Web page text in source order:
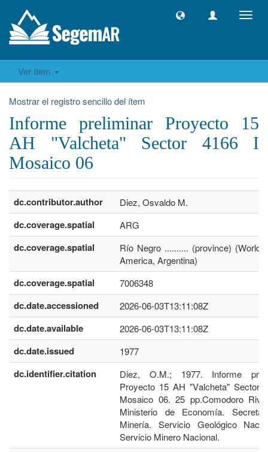
Ver ítem
Mostrar el registro sencillo del ítem
Informe preliminar Proyecto 15
AH "Valcheta" Sector 4166 I
Mosaico 06
dc.contributor.author Diez, Osvaldo M.
dc.coverage.spatial ARG
dc.coverage.spatial
Río Negro .......... (province) (World,
America, Argentina)
dc.coverage.spatial 7006348
dc.date.accessioned 2026-06-03T13:11:08Z
dc.date.available 2026-06-03T13:11:08Z
dc.date.issued 1977
dc.identifier.citation
Diez, O.M.; 1977. Informe
Proyecto 15 AH "Valcheta" Sector
Mosaico 06. 25 pp.Comodoro
Ministerio de Economía.
Minería. Servicio Geológico
Servicio Minero Nacional.